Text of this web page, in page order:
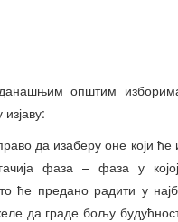
општим
да изаберу оне који
фаза – фаза у
ће предано радити у
да граде бољу